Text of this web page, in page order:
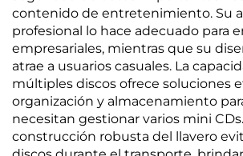
contenido de entretenimiento. Su
profesional lo hace adecuado para
empresariales, mientras que su
atrae a usuarios casuales. La
múltiples discos ofrece soluciones
organización y almacenamiento
necesitan gestionar varios mini
construcción robusta del llavero